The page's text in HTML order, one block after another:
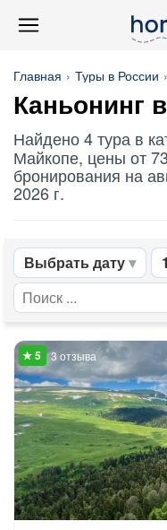
Главная Туры в России
Каньонинг
Найдено 4 тура в
Майкопе, цены от
бронирования на
2026 г.
Выбрать дату
3 отзыва